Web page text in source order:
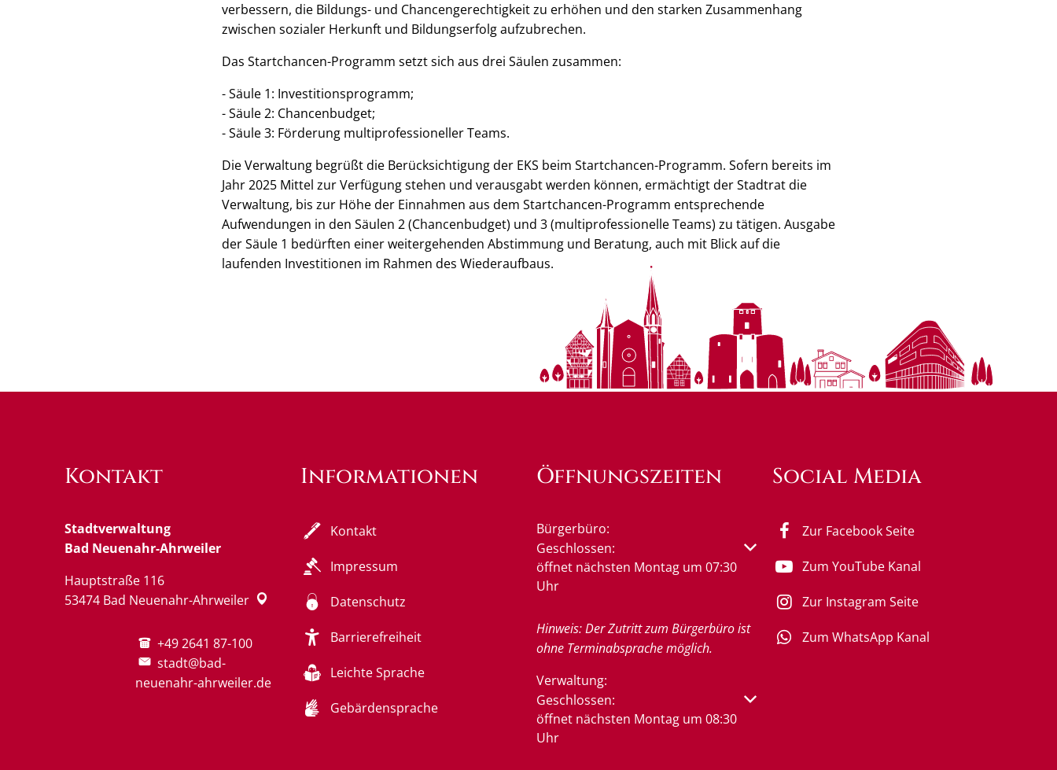
verbessern, die Bildungs- und Chancengerechtigkeit zu erhöhen und den starken Zusammenhang
zwischen sozialer Herkunft und Bildungserfolg aufzubrechen.
Das Startchancen-Programm setzt sich aus drei Säulen zusammen:
- Säule 1: Investitionsprogramm;
- Säule 2: Chancenbudget;
- Säule 3: Förderung multiprofessioneller Teams.
Die Verwaltung begrüßt die Berücksichtigung der EKS beim Startchancen-Programm. Sofern bereits im
Jahr 2025 Mittel zur Verfügung stehen und verausgabt werden können, ermächtigt der Stadtrat die
Verwaltung, bis zur Höhe der Einnahmen aus dem Startchancen-Programm entsprechende
Aufwendungen in den Säulen 2 (Chancenbudget) und 3 (multiprofessionelle Teams) zu tätigen. Ausgabe
der Säule 1 bedürften einer weitergehenden Abstimmung und Beratung, auch mit Blick auf die
laufenden Investitionen im Rahmen des Wiederaufbaus.
Kontakt
Stadtverwaltung
Bad Neuenahr-Ahrweiler
Hauptstraße 116
53474 Bad Neuenahr-Ahrweiler
+49 2641 87-100
stadt@bad-
neuenahr-ahrweiler.de
Informationen
Kontakt
Impressum
Datenschutz
Barrierefreiheit
Leichte Sprache
Gebärdensprache
Öffnungszeiten
Bürgerbüro:
Klicken, um weitere Öffnungs- oder Schließzeiten auszublenden
Geschlossen:
öffnet nächsten Montag um 07:30
Uhr
Hinweis: Der Zutritt zum Bürgerbüro ist
ohne Terminabsprache möglich.
Verwaltung:
Klicken, um weitere Öffnungs- oder Schließzeiten auszublenden
Geschlossen:
öffnet nächsten Montag um 08:30
Uhr
Social Media
Zur Facebook Seite
Zum YouTube Kanal
Zur Instagram Seite
Zum WhatsApp Kanal